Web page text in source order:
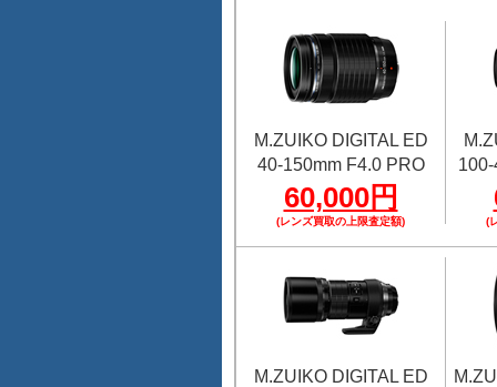
M.ZUIKO DIGITAL ED
40-150mm F4.0 PRO
60,000円
(レンズ買取の上限査定額) (
M.ZUIKO DIGITAL ED